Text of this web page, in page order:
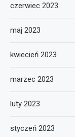
czerwiec 2023
maj 2023
kwiecień 2023
marzec 2023
luty 2023
styczeń 2023